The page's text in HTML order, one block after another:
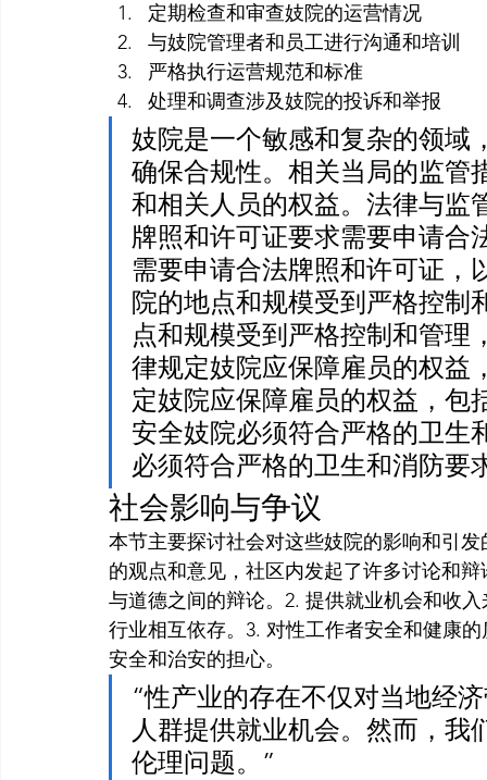
定期检查和审查妓院的运营情况
与妓院管理者和员工进行沟通和培训
严格执行运营规范和标准
处理和调查涉及妓院的投诉和举报
妓院是一个敏感和复杂的领域
确保合规性。相关当局的监管
和相关人员的权益。法律与监
牌照和许可证要求需要申请合
需要申请合法牌照和许可证，
院的地点和规模受到严格控制
点和规模受到严格控制和管理
律规定妓院应保障雇员的权益
定妓院应保障雇员的权益，包
安全妓院必须符合严格的卫生
必须符合严格的卫生和消防要
社会影响与争议
本节主要探讨社会对这些妓院的影响和引
的观点和意见，社区内发起了许多讨论和
与道德之间的辩论。2. 提供就业机会和收
行业相互依存。3. 对性工作者安全和健康
安全和治安的担心。
“性产业的存在不仅对当地经
人群提供就业机会。然而，我
伦理问题。”